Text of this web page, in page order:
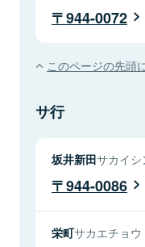
944-0072
このページの先頭
サ行
坂井新田サカイシ
944-0086
栄町サカエチョウ